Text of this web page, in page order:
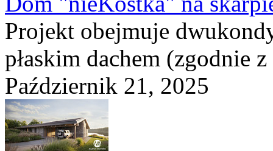
Projekt obejmuje
płaskim dachem (zgodnie
Październik 21, 2025